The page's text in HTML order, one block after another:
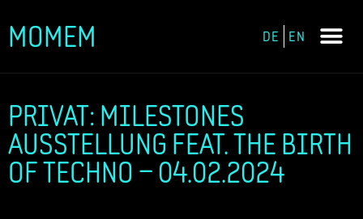
Zum
MOMEM DE EN
PRIVAT: MILESTONES
AUSSTELLUNG FEAT. THE BIRTH
OF TECHNO – 04.02.2024